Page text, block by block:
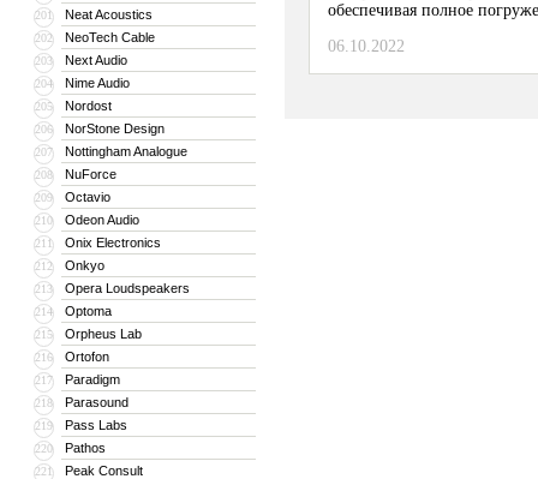
201 Neat Acoustics
202 NeoTech Cable
203 Next Audio
204 Nime Audio
205 Nordost
206 NorStone Design
207 Nottingham Analogue
208 NuForce
209 Octavio
210 Odeon Audio
211 Onix Electronics
212 Onkyo
213 Opera Loudspeakers
214 Optoma
215 Orpheus Lab
216 Ortofon
217 Paradigm
218 Parasound
219 Pass Labs
220 Pathos
221 Peak Consult
обеспечивая полное
06.10.2022